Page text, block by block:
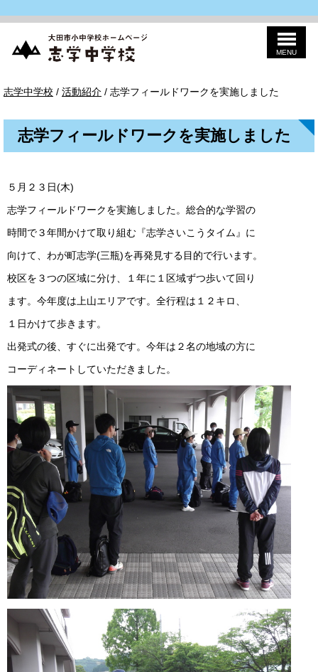
学
学
MENU
現
の
置：
志学中学校 / 活動紹介 / 志学フィールドワークを実施しました
志学フィールドワークを実施しました
５月２３日(木)
志学フィールドワークを実施しました。総合的な学習の
時間で３年間かけて取り組む『志学さいこうタイム』に
向けて、わが町志学(三瓶)を再発見する目的で行います。
校区を３つの区域に分け、１年に１区域ずつ歩いて回り
ます。今年度は上山エリアです。全行程は１２キロ、
１日かけて歩きます。
出発式の後、すぐに出発です。今年は２名の地域の方に
コーディネートしていただきました。